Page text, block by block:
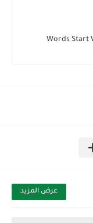
Words Start
عرض المزيد